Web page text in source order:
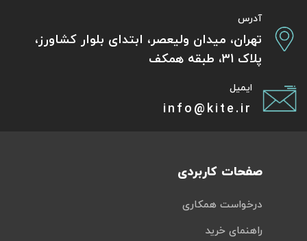
آدرس
تهران، میدان ولیعصر، ابتدای بلوار کشاورز،
پلاک 31، طبقه همکف
ایمیل
info@kite.ir
صفحات کاربردی
درخواست همکاری
راهنمای خرید